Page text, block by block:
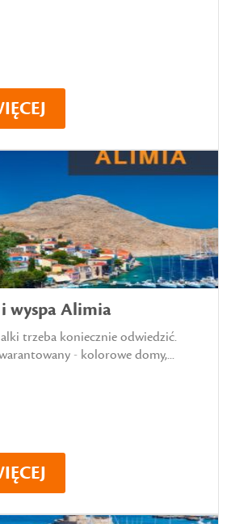
wyspa Alimia
trzeba koniecznie odwiedzić.
- kolorowe domy,...